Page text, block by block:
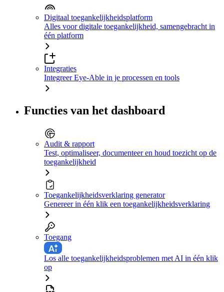
Digitaal toegankelijkheidsplatform
Alles voor digitale toegankelijkheid, samengebracht in
één platform
Integraties
Integreer Eye-Able in je processen en tools
Functies van het dashboard
Audit & rapport
Test, optimaliseer, documenteer en houd toezicht op de
toegankelijkheid
Toegankelijkheidsverklaring generator
Genereer in één klik een toegankelijkheidsverklaring
Toegang
Los alle toegankelijkheidsproblemen met AI in één klik
op